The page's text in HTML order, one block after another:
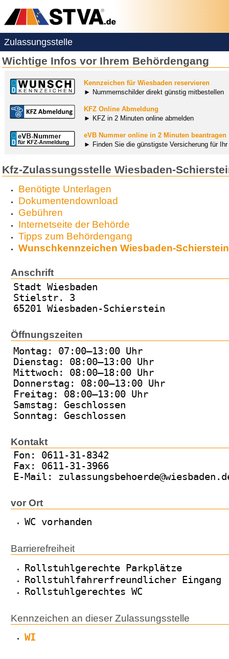
Zulassungsstelle
Wichtige Infos vor Ihrem Behördengang
Kennzeichen für Wiesbaden reservieren
► Nummernschilder direkt günstig mitbestellen
KFZ Online Abmeldung
► KFZ in 2 Minuten online abmelden
eVB Nummer online in 2 Minuten beantragen
► Finden Sie die günstigste Versicherung für
Kfz-Zulassungsstelle Wiesbaden-
Benötigte Unterlagen
Dokumentendownload
Gebühren
Internetseite der Behörde
Tipps zum Behördengang
Wunschkennzeichen Wiesbaden-Schierstein
Anschrift
Stadt Wiesbaden
Stielstr. 3
65201 Wiesbaden-Schierstein
Öffnungszeiten
Montag: 07:00–13:00 Uhr
Dienstag: 08:00–13:00 Uhr
Mittwoch: 08:00–18:00 Uhr
Donnerstag: 08:00–13:00 Uhr
Freitag: 08:00–13:00 Uhr
Samstag: Geschlossen
Sonntag: Geschlossen
Kontakt
Fon: 0611-31-8342
Fax: 0611-31-3966
E-Mail:
vor Ort
WC vorhanden
Barrierefreiheit
Rollstuhlgerechte Parkplätze
Rollstuhlfahrerfreundlicher Eingang
Rollstuhlgerechtes WC
Kennzeichen an dieser Zulassungsstelle
WI